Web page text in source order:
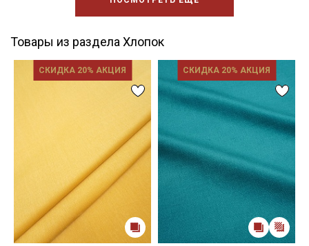
Товары из раздела Хлопок
СКИДКА 20% АКЦИЯ СКИДКА 20% АКЦИЯ